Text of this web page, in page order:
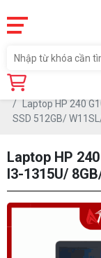
Trang chủ
Laptop HP 240
SSD 512GB/
Laptop HP
I3-1315U/